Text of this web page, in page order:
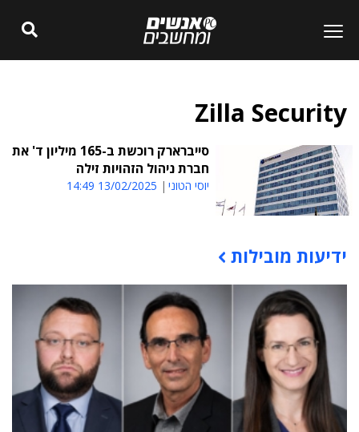
Zilla Security
סייברארק רוכשת ב-165 מיליון ד' את
חברת ניהול הזהויות זילה
יוסי הטוני 13/02/2025 14:49
תוכן פרסומי
ידיעות מובילות